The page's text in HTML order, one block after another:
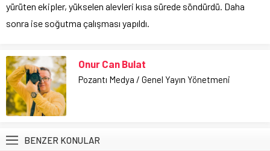
yürüten ekipler, yükselen alevleri kısa sürede söndürdü. Daha
sonra ise soğutma çalışması yapıldı.
Onur Can Bulat
Pozantı Medya / Genel Yayın Yönetmeni
BENZER KONULAR